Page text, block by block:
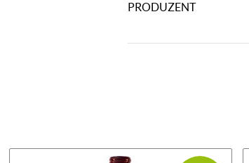
PRODUZENT